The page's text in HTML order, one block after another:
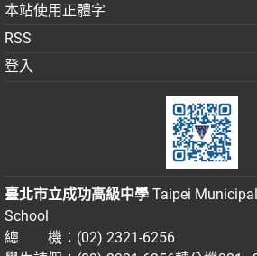
本站使用正體字
RSS
登入
臺北市立成功高級中學 Taipei
School
總 機：(02) 2321-6256